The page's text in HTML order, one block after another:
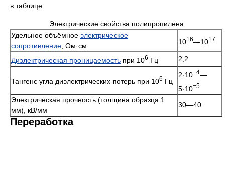
в таблице:
Электрические свойства полипропилена
Удельное объёмное электрическое
сопротивление, Ом·см
1016—1017
Диэлектрическая проницаемость при 106 Гц 2,2
Тангенс угла диэлектрических потерь при 106 Гц
2·10−4—
5·10−5
Электрическая прочность (толщина образца 1
мм), кВ/мм
30—40
Переработка